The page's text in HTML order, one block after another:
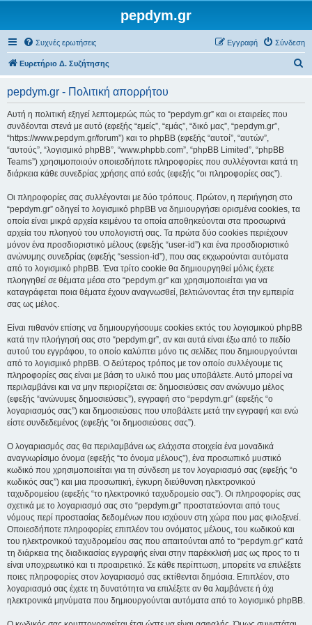
pepdym.gr
Συχνές ερωτήσεις Σύνδεση
Εγγραφή
Ευρετήριο Δ. Συζήτησης
pepdym.gr - Πολιτική απορρήτου
Αυτή η πολιτική εξηγεί λεπτομερώς πώς το “pepdym.gr” και οι εταιρείες που
συνδέονται στενά με αυτό (εφεξής “εμείς”, “εμάς”, “δικό μας”, “pepdym.gr”,
“https://www.pepdym.gr/forum”) και το phpBB (εφεξής “αυτοί”, “αυτών”,
“αυτούς”, “λογισμικό phpBB”, “www.phpbb.com”, “phpBB Limited”, “phpBB
Teams”) χρησιμοποιούν οποιεσδήποτε πληροφορίες που συλλέγονται κατά τη
διάρκεια κάθε συνεδρίας χρήσης από εσάς (εφεξής “οι πληροφορίες σας”).
Οι πληροφορίες σας συλλέγονται με δύο τρόπους. Πρώτον, η περιήγηση στο
“pepdym.gr” οδηγεί το λογισμικό phpBB να δημιουργήσει ορισμένα cookies, τα
οποία είναι μικρά αρχεία κειμένου τα οποία αποθηκεύονται στα προσωρινά
αρχεία του πλοηγού του υπολογιστή σας. Τα πρώτα δύο cookies περιέχουν
μόνον ένα προσδιοριστικό μέλους (εφεξής “user-id”) και ένα προσδιοριστικό
ανώνυμης συνεδρίας (εφεξής “session-id”), που σας εκχωρούνται αυτόματα
από το λογισμικό phpBB. Ένα τρίτο cookie θα δημιουργηθεί μόλις έχετε
πλοηγηθεί σε θέματα μέσα στο “pepdym.gr” και χρησιμοποιείται για να
καταγράφεται ποια θέματα έχουν αναγνωσθεί, βελτιώνοντας έτσι την εμπειρία
σας ως μέλος.
Είναι πιθανόν επίσης να δημιουργήσουμε cookies εκτός του λογισμικού phpBB
κατά την πλοήγησή σας στο “pepdym.gr”, αν και αυτά είναι έξω από το πεδίο
αυτού του εγγράφου, το οποίο καλύπτει μόνο τις σελίδες που δημιουργούνται
από το λογισμικό phpBB. Ο δεύτερος τρόπος με τον οποίο συλλέγουμε τις
πληροφορίες σας είναι με βάση το υλικό που μας υποβάλετε. Αυτό μπορεί να
περιλαμβάνει και να μην περιορίζεται σε: δημοσιεύσεις σαν ανώνυμο μέλος
(εφεξής “ανώνυμες δημοσιεύσεις”), εγγραφή στο “pepdym.gr” (εφεξής “ο
λογαριασμός σας”) και δημοσιεύσεις που υποβάλετε μετά την εγγραφή και ενώ
είστε συνδεδεμένος (εφεξής “οι δημοσιεύσεις σας”).
Ο λογαριασμός σας θα περιλαμβάνει ως ελάχιστα στοιχεία ένα μοναδικά
αναγνωρίσιμο όνομα (εφεξής “το όνομα μέλους”), ένα προσωπικό μυστικό
κωδικό που χρησιμοποιείται για τη σύνδεση με τον λογαριασμό σας (εφεξής “ο
κωδικός σας”) και μια προσωπική, έγκυρη διεύθυνση ηλεκτρονικού
ταχυδρομείου (εφεξής “το ηλεκτρονικό ταχυδρομείο σας”). Οι πληροφορίες σας
σχετικά με το λογαριασμό σας στο “pepdym.gr” προστατεύονται από τους
νόμους περί προστασίας δεδομένων που ισχύουν στη χώρα που μας φιλοξενεί.
Οποιεσδήποτε πληροφορίες επιπλέον του ονόματος μέλους, του κωδικού και
του ηλεκτρονικού ταχυδρομείου σας που απαιτούνται από το “pepdym.gr” κατά
τη διάρκεια της διαδικασίας εγγραφής είναι στην παρέκκλισή μας ως προς το τι
είναι υποχρεωτικό και τι προαιρετικό. Σε κάθε περίπτωση, μπορείτε να επιλέξετε
ποιες πληροφορίες στον λογαριασμό σας εκτίθενται δημόσια. Επιπλέον, στο
λογαριασμό σας έχετε τη δυνατότητα να επιλέξετε αν θα λαμβάνετε ή όχι
ηλεκτρονικά μηνύματα που δημιουργούνται αυτόματα από το λογισμικό phpBB.